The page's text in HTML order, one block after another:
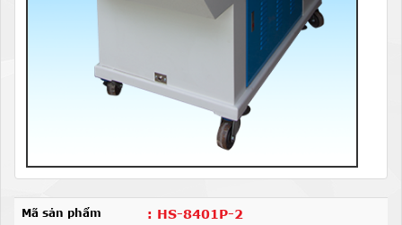
Mã sản phẩm : HS-8401P-2